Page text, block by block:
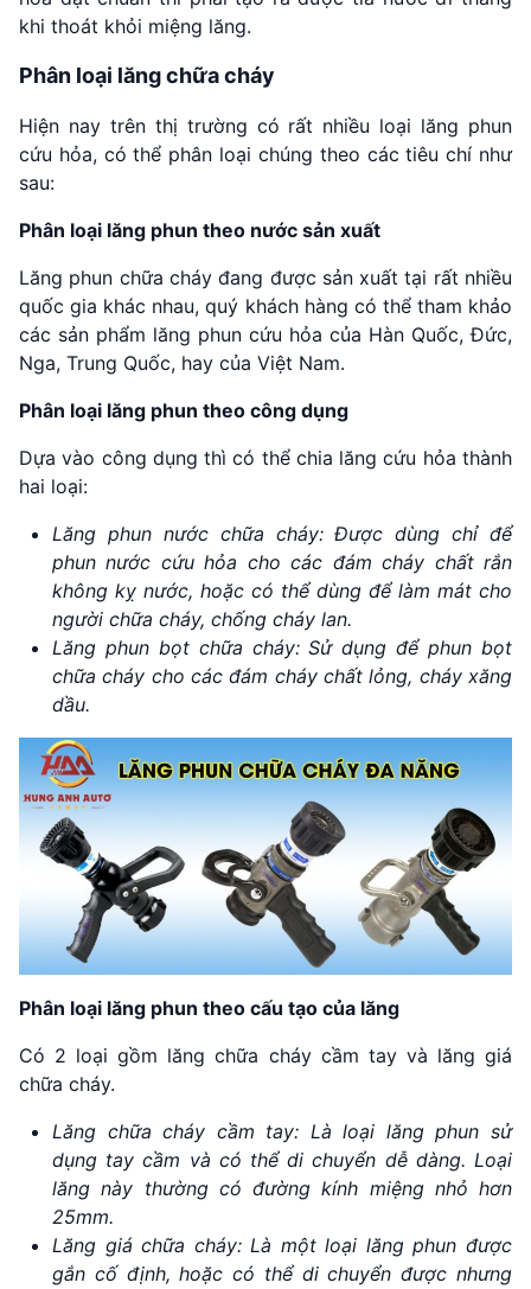
khi thoát khỏi miệng lăng.
Phân loại lăng chữa cháy
Hiện nay trên thị trường có rất nhiều loại lăng phun
cứu hỏa, có thể phân loại chúng theo các tiêu chí như
sau:
Phân loại lăng phun theo nước sản xuất
Lăng phun chữa cháy đang được sản xuất tại rất nhiều
quốc gia khác nhau, quý khách hàng có thể tham khảo
các sản phẩm lăng phun cứu hỏa của Hàn Quốc, Đức,
Nga, Trung Quốc, hay của Việt Nam.
Phân loại lăng phun theo công dụng
Dựa vào công dụng thì có thể chia lăng cứu hỏa thành
hai loại:
Lăng phun nước chữa cháy: Được dùng chỉ để
phun nước cứu hỏa cho các đám cháy chất rắn
không kỵ nước, hoặc có thể dùng để làm mát cho
người chữa cháy, chống cháy lan.
Lăng phun bọt chữa cháy: Sử dụng để phun bọt
chữa cháy cho các đám cháy chất lỏng, cháy xăng
dầu.
Phân loại lăng phun theo cấu tạo của lăng
Có 2 loại gồm lăng chữa cháy cầm tay và lăng giá
chữa cháy.
Lăng chữa cháy cầm tay: Là loại lăng phun sử
dụng tay cầm và có thể di chuyển dễ dàng. Loại
lăng này thường có đường kính miệng nhỏ hơn
25mm.
Lăng giá chữa cháy: Là một loại lăng phun được
gắn cố định, hoặc có thể di chuyển được nhưng